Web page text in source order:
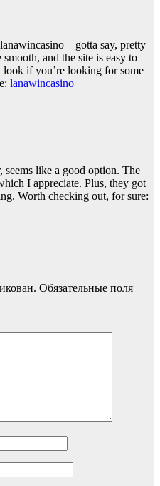
– gotta say, pretty
and the site is easy to
if you’re looking for some
lanawincasino
seems like a good option. The
I appreciate. Plus, they got
Worth checking out, for sure:
Обязательные поля